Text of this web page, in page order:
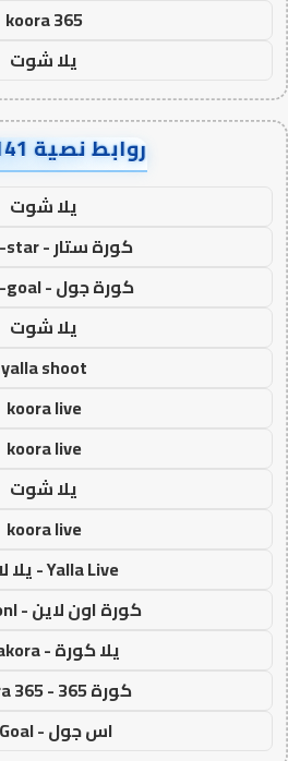
koora 365
يلا شوت
روابط نصية AA90141
يلا شوت
كورة ستار - koora-star
كورة جول - koora-goal
يلا شوت
yalla shoot
koora live
koora live
يلا شوت
koora live
Yalla Live - يلا لايف
كورة اون لاين - koora onl
يلا كورة - yallakora
كورة 365 - kooora 365
اس جول - AS Goal